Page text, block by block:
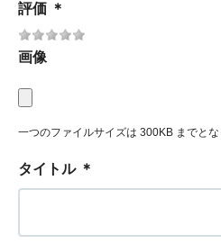
評価 ＊
画像
一つのファイルサイズは 300KB までとな
タイトル ＊